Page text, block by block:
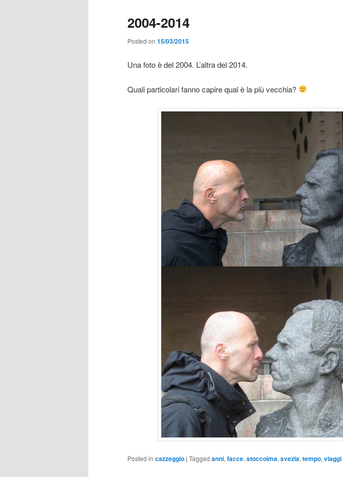
2004-2014
Posted on 15/03/2015
Una foto è del 2004. L’altra del 2014.
Quali particolari fanno capire qual è la più vecchia?
Posted in cazzeggio | Tagged anni, facce, stoccolma, svezia, tempo, viaggi